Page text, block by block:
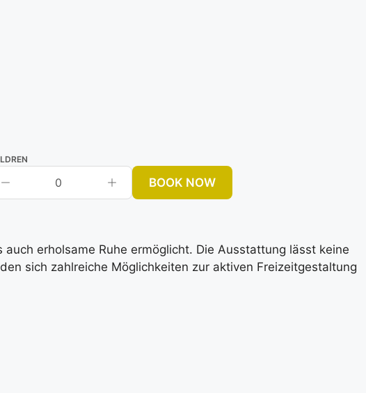
0 BOOK NOW
erholsame Ruhe ermöglicht. Die Ausstattung lässt keine
sich zahlreiche Möglichkeiten zur aktiven Freizeitgestaltung